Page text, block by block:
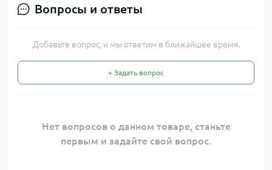
Вопросы и ответы
Добавьте вопрос, и мы ответим в ближайшее время.
+ Задать вопрос
Нет вопросов о данном товаре, станьте
первым и задайте свой вопрос.